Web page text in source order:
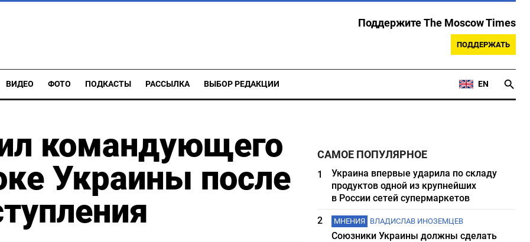
Поддержите The Moscow Times
ПОДДЕРЖАТЬ
ВИДЕО ФОТО ПОДКАСТЫ РАССЫЛКА ВЫБОР РЕДАКЦИИ EN
командующего
Украины после
САМОЕ ПОПУЛЯРНОЕ
1
Украина впервые ударила по складу
продуктов одной из крупнейших
в России сетей супермаркетов
2
МНЕНИЯ ВЛАДИСЛАВ ИНОЗЕМЦЕВ
Союзники Украины должны сделать